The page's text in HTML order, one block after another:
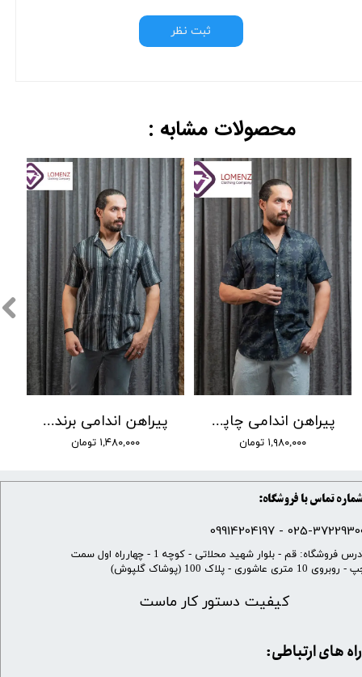
ثبت نظر
پیراهن اندامی برند Lw کد 01
۱,۴۸۰,۰۰۰ تومان
پیراهن اندامی چاپی برند LW کد 04
۱,۹۸۰,۰۰۰ تومان
محصولات مشابه :
شماره تماس با فروشگاه:
025-37229300 -
کیفیت دستور کار ماست
​آدرس فروشگاه: قم - بلوار شهید محلاتی - کوچه 1 - چهارراه اول سمت
10 متری عاشوری - پلاک 100 (پوشاک گلپوش)
​​راه های ارتباطی: